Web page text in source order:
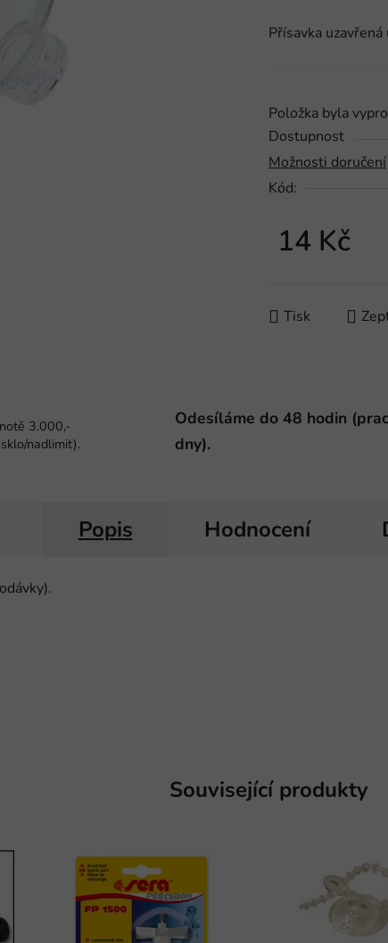
je
5
hvězdiček.
Přísavka
Položka byla
Dostupnost
Možnosti doručení
Kód:
14 Kč
Tisk
3.000,-
nadlimit).
Odesíláme do 48 hodin
dny).
Popis Hodnocení
Související produkty